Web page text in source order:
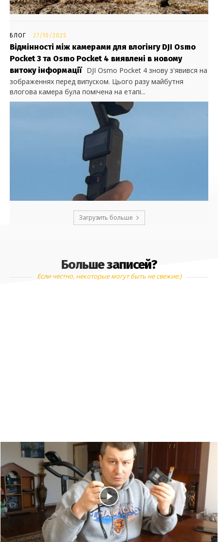
БЛОГ 27/10/2025
Відмінності між камерами для влогінгу DJI Osmo
Pocket 3 та Osmo Pocket 4 виявлені в новому
витоку інформації DJI Osmo Pocket 4 знову з'явився на
зображеннях перед випуском. Цього разу майбутня
влогова камера була помічена на етапі...
Загрузить больше
Больше записей?
Если честно, некоторые могут быть не свежие:)